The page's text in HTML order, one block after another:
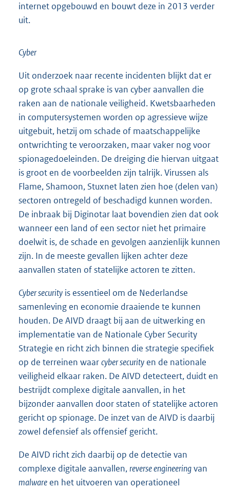
internet opgebouwd en bouwt deze in 2013 verder
uit.
Cyber
Uit onderzoek naar recente incidenten blijkt dat er
op grote schaal sprake is van cyber aanvallen die
raken aan de nationale veiligheid. Kwetsbaarheden
in computersystemen worden op agressieve wijze
uitgebuit, hetzij om schade of maatschappelijke
ontwrichting te veroorzaken, maar vaker nog voor
spionagedoeleinden. De dreiging die hiervan uitgaat
is groot en de voorbeelden zijn talrijk. Virussen als
Flame, Shamoon, Stuxnet laten zien hoe (delen van)
sectoren ontregeld of beschadigd kunnen worden.
De inbraak bij Diginotar laat bovendien zien dat ook
wanneer een land of een sector niet het primaire
doelwit is, de schade en gevolgen aanzienlijk kunnen
zijn. In de meeste gevallen lijken achter deze
aanvallen staten of statelijke actoren te zitten.
Cyber security is essentieel om de Nederlandse
samenleving en economie draaiende te kunnen
houden. De AIVD draagt bij aan de uitwerking en
implementatie van de Nationale Cyber Security
Strategie en richt zich binnen die strategie specifiek
op de terreinen waarcyber security en de nationale
veiligheid elkaar raken. De AIVD detecteert, duidt en
bestrijdt complexe digitale aanvallen, in het
bijzonder aanvallen door staten of statelijke actoren
gericht op spionage. De inzet van de AIVD is daarbij
zowel defensief als offensief gericht.
De AIVD richt zich daarbij op de detectie van
complexe digitale aanvallen, reverse engineeringvan
malware en het uitvoeren van operationeel